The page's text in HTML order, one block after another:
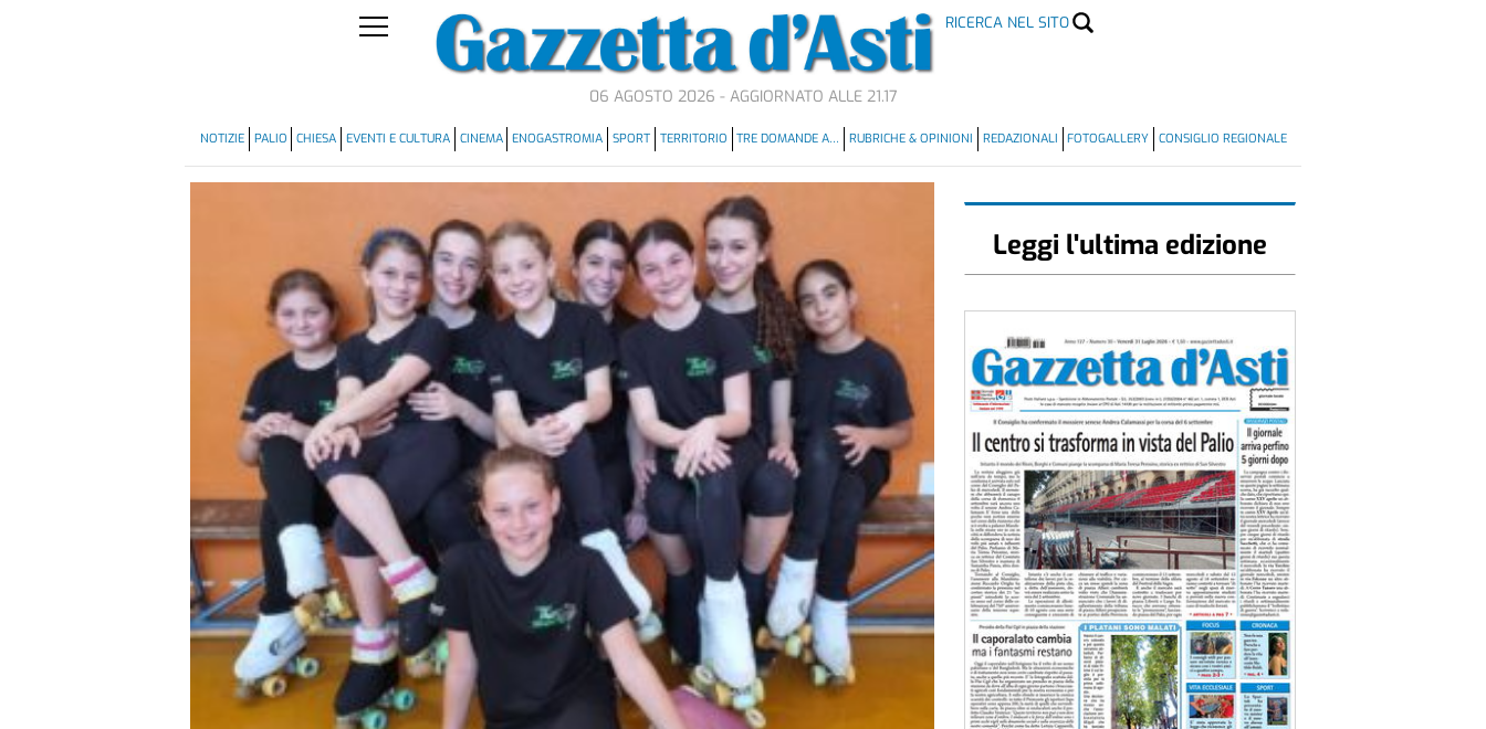
RICERCA NEL SITO
06 AGOSTO 2026 - AGGIORNATO ALLE 21.17
NOTIZIE PALIO CHIESA EVENTI E CULTURA CINEMA ENOGASTROMIA SPORT TERRITORIO TRE DOMANDE A… RUBRICHE & OPINIONI REDAZIONALI FOTOGALLERY CONSIGLIO REGIONALE
Leggi l'ultima edizione